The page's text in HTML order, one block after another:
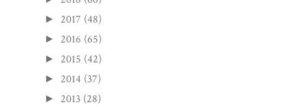
► 2017 (48)
► 2016 (65)
► 2015 (42)
► 2014 (37)
► 2013 (28)